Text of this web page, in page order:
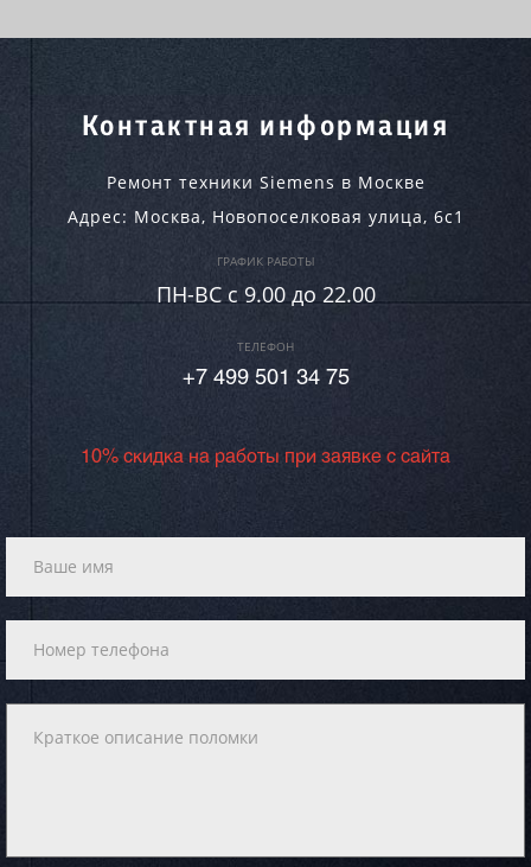
Контактная информация
Ремонт техники Siemens в Москве
Адрес: Москва, Новопоселковая улица, 6с1
ГРАФИК РАБОТЫ
ПН-ВC c 9.00 до 22.00
ТЕЛЕФОН
+7 499 501 34 75
10% скидка на работы при заявке с сайта